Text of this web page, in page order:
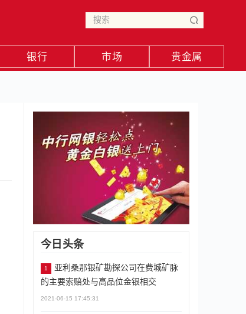
银行 市场 贵金属
今日头条
1
亚利桑那银矿勘探公司在费城矿脉
的主要索赔处与高品位金银相交
2021-06-15 17:45:31